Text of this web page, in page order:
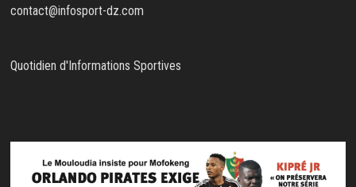
contact@infosport-dz.com
Quotidien d'Informations Sportives